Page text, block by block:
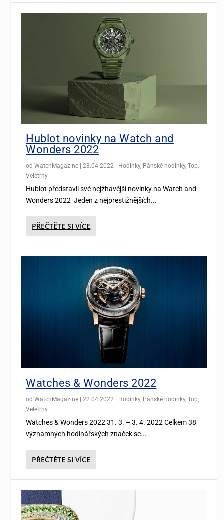
Hublot novinky na Watch and
Wonders 2022
odWatchMagazine |28.04.2022 Hodinky, Pánské hodinky,Top,
Veletrhy
Hublot představil své nejžhavější novinky na Watch and
Wonders 2022 Jeden z nejprestižnějších...
PŘEČTĚTE SI VÍCE
Watches & Wonders 2022
odWatchMagazine |22.04.2022 | Hodinky, Pánské hodinky,Top,
Veletrhy
Watches & Wonders 2022 31. 3. – 3. 4. 2022 Celkem 38
významných hodinářských značek se...
PŘEČTĚTE SI VÍCE